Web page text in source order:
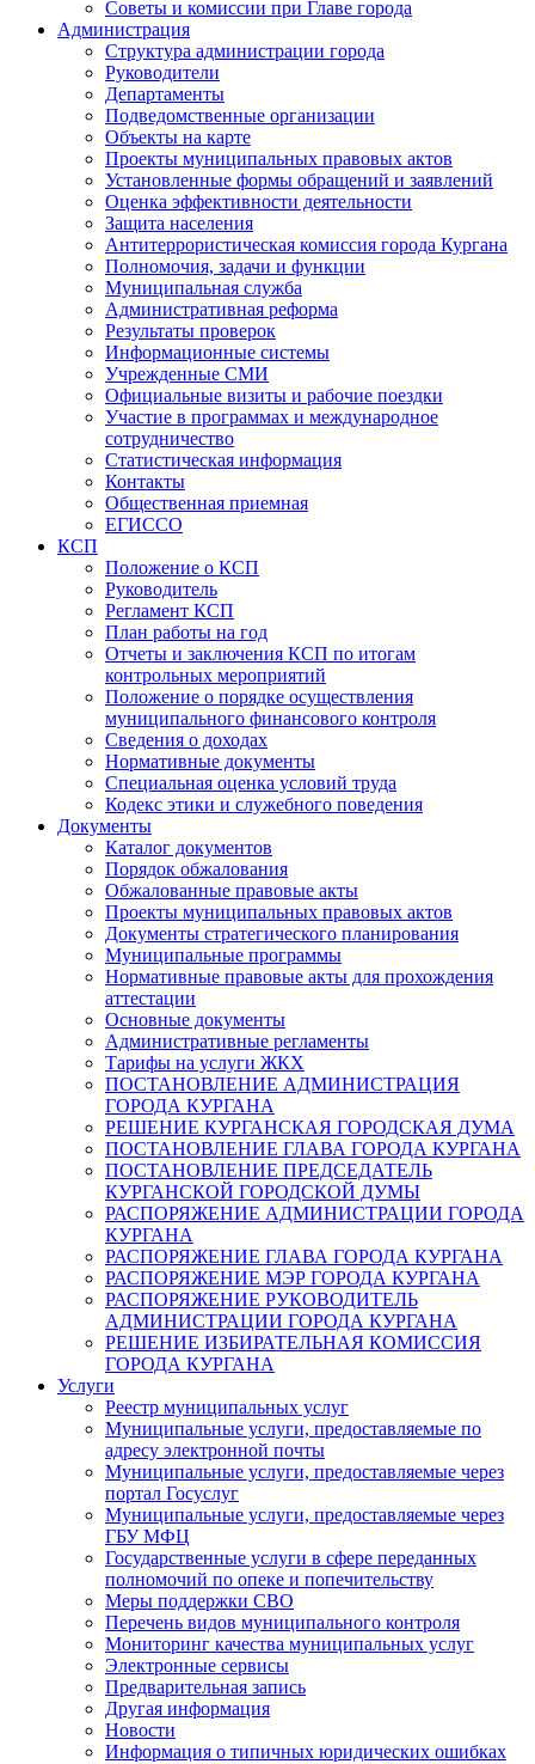
Советы и комиссии при Главе города
Администрация
Структура администрации города
Руководители
Департаменты
Подведомственные организации
Объекты на карте
Проекты муниципальных правовых актов
Установленные формы обращений и заявлений
Оценка эффективности деятельности
Защита населения
Антитеррористическая комиссия города Кургана
Полномочия, задачи и функции
Муниципальная служба
Административная реформа
Результаты проверок
Информационные системы
Учрежденные СМИ
Официальные визиты и рабочие поездки
Участие в программах и международное
сотрудничество
Статистическая информация
Контакты
Общественная приемная
ЕГИССО
КСП
Положение о КСП
Руководитель
Регламент КСП
План работы на год
Отчеты и заключения КСП по итогам
контрольных мероприятий
Положение о порядке осуществления
муниципального финансового контроля
Сведения о доходах
Нормативные документы
Специальная оценка условий труда
Кодекс этики и служебного поведения
Документы
Каталог документов
Порядок обжалования
Обжалованные правовые акты
Проекты муниципальных правовых актов
Документы стратегического планирования
Муниципальные программы
Нормативные правовые акты для прохождения
аттестации
Основные документы
Административные регламенты
Тарифы на услуги ЖКХ
ПОСТАНОВЛЕНИЕ АДМИНИСТРАЦИЯ
ГОРОДА КУРГАНА
РЕШЕНИЕ КУРГАНСКАЯ ГОРОДСКАЯ ДУМА
ПОСТАНОВЛЕНИЕ ГЛАВА ГОРОДА КУРГАНА
ПОСТАНОВЛЕНИЕ ПРЕДСЕДАТЕЛЬ
КУРГАНСКОЙ ГОРОДСКОЙ ДУМЫ
РАСПОРЯЖЕНИЕ АДМИНИСТРАЦИИ ГОРОДА
КУРГАНА
РАСПОРЯЖЕНИЕ ГЛАВА ГОРОДА КУРГАНА
РАСПОРЯЖЕНИЕ МЭР ГОРОДА КУРГАНА
РАСПОРЯЖЕНИЕ РУКОВОДИТЕЛЬ
АДМИНИСТРАЦИИ ГОРОДА КУРГАНА
РЕШЕНИЕ ИЗБИРАТЕЛЬНАЯ КОМИССИЯ
ГОРОДА КУРГАНА
Услуги
Реестр муниципальных услуг
Муниципальные услуги, предоставляемые по
адресу электронной почты
Муниципальные услуги, предоставляемые через
портал Госуслуг
Муниципальные услуги, предоставляемые через
ГБУ МФЦ
Государственные услуги в сфере переданных
полномочий по опеке и попечительству
Меры поддержки СВО
Перечень видов муниципального контроля
Мониторинг качества муниципальных услуг
Электронные сервисы
Предварительная запись
Другая информация
Новости
Информация о типичных юридических ошибках